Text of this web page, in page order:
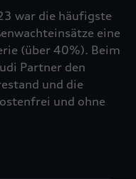
war die häufigste
eine
(über 40%). Beim
Partner den
und die
und ohne